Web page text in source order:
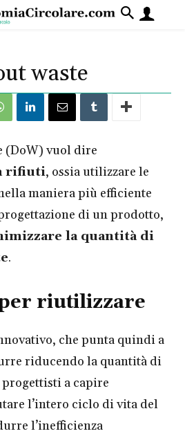
waste
(DoW) vuol dire
rifiuti, ossia utilizzare le
maniera più efficiente
di un prodotto,
la quantità di
.
riutilizzare
che punta quindi a
riducendo la quantità di
a capire
l’intero ciclo di vita del
l’inefficienza